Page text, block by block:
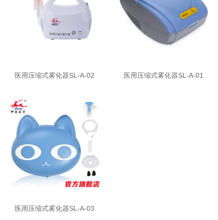
医用压缩式雾化器SL-A-02 医用压缩式雾化器SL-A-01
医用压缩式雾化器SL-A-03